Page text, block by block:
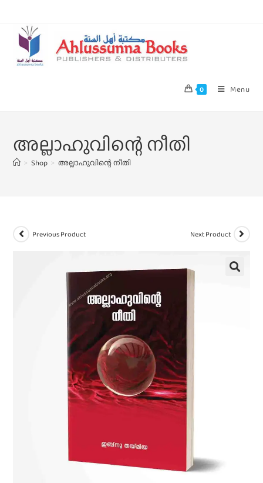
0 Menu
അല്ലാഹുവിന്റെ നീതി
> Shop > അല്ലാഹുവിന്റെ നീതി
Previous Product Next Product